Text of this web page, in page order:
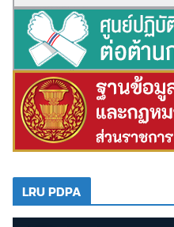
LRU PDPA